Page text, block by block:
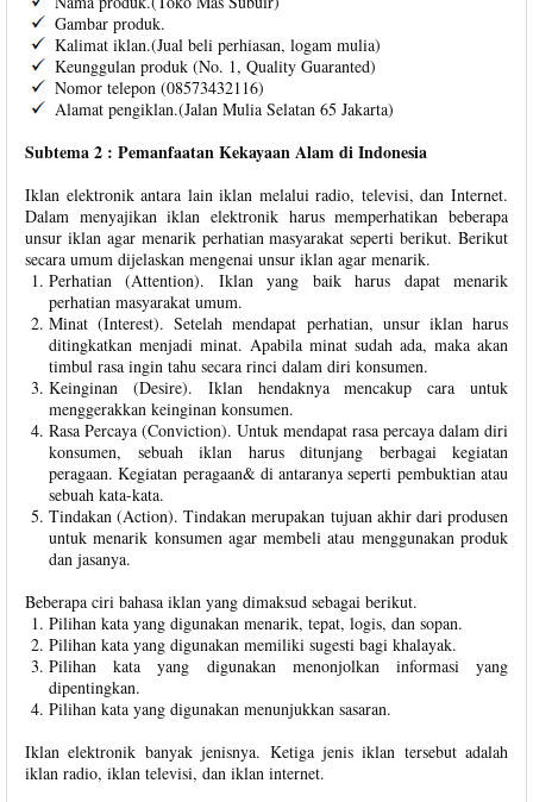
Gambar produk.
Kalimat iklan.(Jual beli perhiasan, logam mulia)
Keunggulan produk (No. 1, Quality Guaranted)
Nomor telepon (08573432116)
Alamat pengiklan.(Jalan Mulia Selatan 65 Jakarta)
Subtema 2 : Pemanfaatan Kekayaan Alam di Indonesia
Iklan elektronik antara lain iklan melalui radio, televisi, dan Internet.
Dalam menyajikan iklan elektronik harus memperhatikan beberapa
unsur iklan agar menarik perhatian masyarakat seperti berikut. Berikut
secara umum dijelaskan mengenai unsur iklan agar menarik.
Perhatian (Attention). Iklan yang baik harus dapat menarik
perhatian masyarakat umum.
Minat (Interest). Setelah mendapat perhatian, unsur iklan harus
ditingkatkan menjadi minat. Apabila minat sudah ada, maka akan
timbul rasa ingin tahu secara rinci dalam diri konsumen.
Keinginan (Desire). Iklan hendaknya mencakup cara untuk
menggerakkan keinginan konsumen.
Rasa Percaya (Conviction). Untuk mendapat rasa percaya dalam diri
konsumen, sebuah iklan harus ditunjang berbagai kegiatan
peragaan. Kegiatan peragaan& di antaranya seperti pembuktian atau
sebuah kata-kata.
Tindakan (Action). Tindakan merupakan tujuan akhir dari produsen
untuk menarik konsumen agar membeli atau menggunakan produk
dan jasanya.
Beberapa ciri bahasa iklan yang dimaksud sebagai berikut.
Pilihan kata yang digunakan menarik, tepat, logis, dan sopan.
Pilihan kata yang digunakan memiliki sugesti bagi khalayak.
Pilihan kata yang digunakan menonjolkan informasi yang
dipentingkan.
Pilihan kata yang digunakan menunjukkan sasaran.
Iklan elektronik banyak jenisnya. Ketiga jenis iklan tersebut adalah
iklan radio, iklan televisi, dan iklan internet.